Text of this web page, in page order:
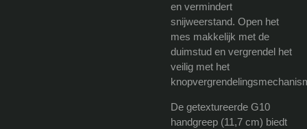
en vermindert
snijweerstand. Open het
mes makkelijk met de
duimstud en vergrendel het
veilig met het
De getextureerde G10
handgreep (11,7 cm) biedt